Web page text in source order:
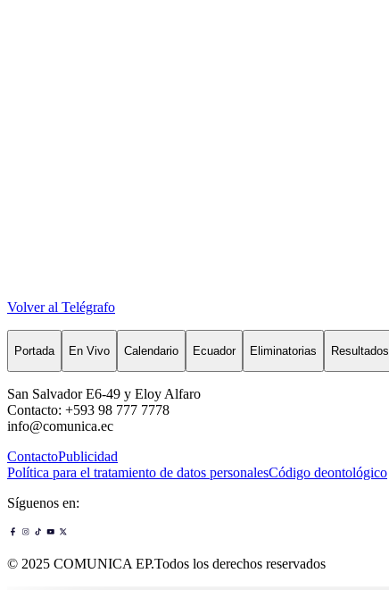
Volver al Telégrafo
Portada En Vivo Calendario Ecuador Eliminatorias Resultados
San Salvador E6-49 y Eloy Alfaro
Contacto: +593 98 777 7778
info@comunica.ec
ContactoPublicidad
Política para el tratamiento de datos personalesCódigo deontológico
Síguenos en:
© 2025 COMUNICA EP.Todos los derechos reservados